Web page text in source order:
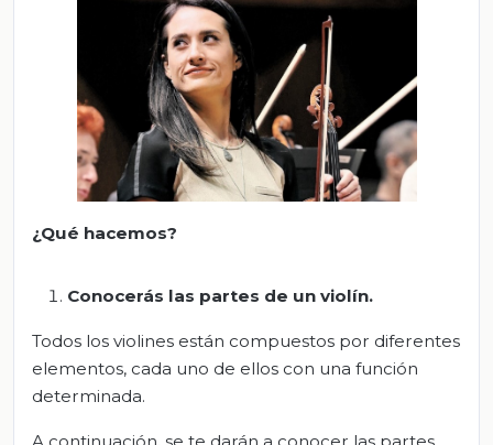
¿Qué hacemos?
Conocerás las partes de un violín.
Todos los violines están compuestos por diferentes
elementos, cada uno de ellos con una función
determinada.
A continuación, se te darán a conocer las partes